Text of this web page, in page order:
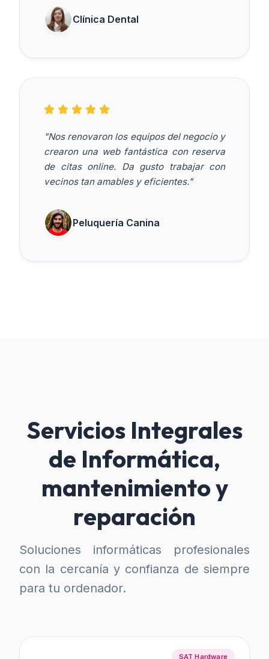
Clínica Dental
"Nos renovaron los equipos del negocio y
crearon una web fantástica con reserva
de citas online. Da gusto trabajar con
vecinos tan amables y eficientes."
Peluquería Canina
Servicios Integrales
de Informática,
mantenimiento y
reparación
Soluciones informáticas profesionales
con la cercanía y confianza de siempre
para tu ordenador.
SAT Hardware